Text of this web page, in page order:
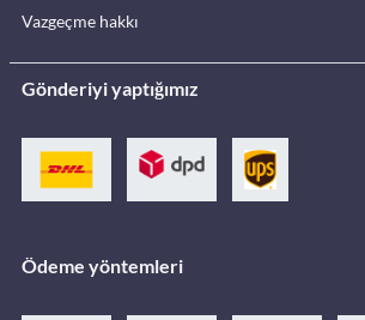
Vazgeçme hakkı
Gönderiyi yaptığımız
Ödeme yöntemleri